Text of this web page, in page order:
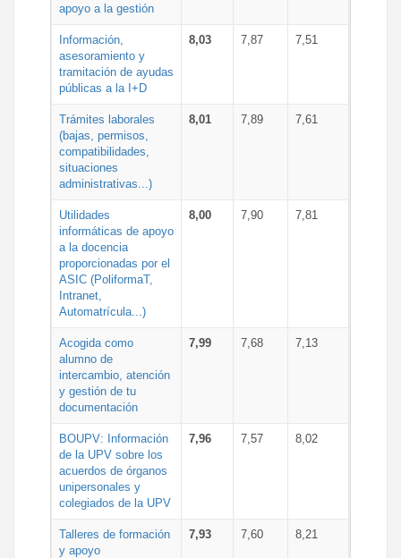
apoyo a la gestión
Información,
asesoramiento y
tramitación de ayudas
públicas a la I+D
8,03 7,87 7,51
Trámites laborales
(bajas, permisos,
compatibilidades,
situaciones
administrativas...)
8,01 7,89 7,61
Utilidades
informáticas de apoyo
a la docencia
proporcionadas por el
ASIC (PoliformaT,
Intranet,
Automatrícula...)
8,00 7,90 7,81
Acogida como
alumno de
intercambio, atención
y gestión de tu
documentación
7,99 7,68 7,13
BOUPV: Información
de la UPV sobre los
acuerdos de órganos
unipersonales y
colegiados de la UPV
7,96 7,57 8,02
Talleres de formación
y apoyo
7,93 7,60 8,21